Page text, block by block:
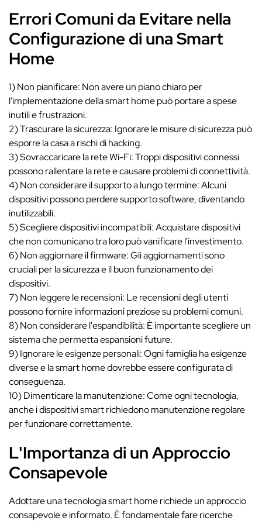
Errori Comuni da Evitare nella
Configurazione di una Smart
Home
1) Non pianificare: Non avere un piano chiaro per
l'implementazione della smart home può portare a spese
inutili e frustrazioni.
2) Trascurare la sicurezza: Ignorare le misure di sicurezza può
esporre la casa a rischi di hacking.
3) Sovraccaricare la rete Wi-Fi: Troppi dispositivi connessi
possono rallentare la rete e causare problemi di connettività.
4) Non considerare il supporto a lungo termine: Alcuni
dispositivi possono perdere supporto software, diventando
inutilizzabili.
5) Scegliere dispositivi incompatibili: Acquistare dispositivi
che non comunicano tra loro può vanificare l'investimento.
6) Non aggiornare il firmware: Gli aggiornamenti sono
cruciali per la sicurezza e il buon funzionamento dei
dispositivi.
7) Non leggere le recensioni: Le recensioni degli utenti
possono fornire informazioni preziose su problemi comuni.
8) Non considerare l'espandibilità: È importante scegliere un
sistema che permetta espansioni future.
9) Ignorare le esigenze personali: Ogni famiglia ha esigenze
diverse e la smart home dovrebbe essere configurata di
conseguenza.
10) Dimenticare la manutenzione: Come ogni tecnologia,
anche i dispositivi smart richiedono manutenzione regolare
per funzionare correttamente.
L'Importanza di un Approccio
Consapevole
Adottare una tecnologia smart home richiede un approccio
consapevole e informato. È fondamentale fare ricerche